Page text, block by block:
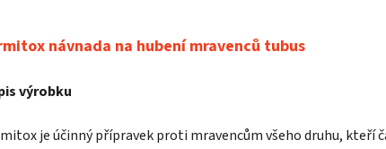
návnada na hubení mravenců tubus
výrobku
je účinný přípravek proti mravencům všeho druhu, kteří